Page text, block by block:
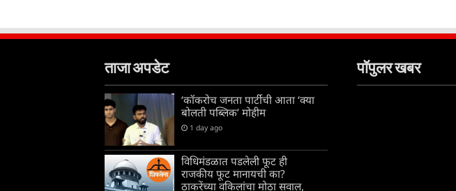
ताजा अपडेट
‘कॉकरोच जनता पार्टीची आता ‘क्या
बोलती पब्लिक’ मोहीम
1 day ago
विधिमंडळात पडलेली फूट ही
राजकीय फूट मानायची का?
ठाकरेंच्या वकिलांचा मोठा सवाल,
पॉपुलर खबर